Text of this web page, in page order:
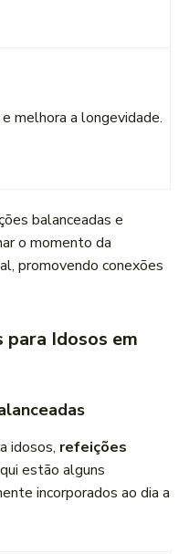
melhora a longevidade.
balanceadas e
o momento da
promovendo conexões
para Idosos em
idosos, refeições
estão alguns
incorporados ao dia a